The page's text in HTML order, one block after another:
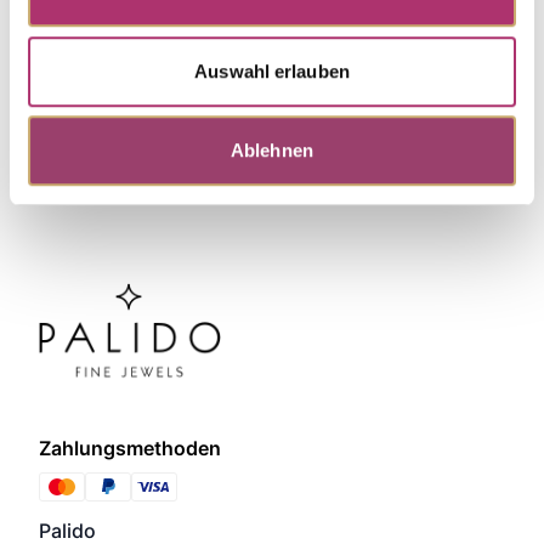
Auswahl erlauben
Ablehnen
Discover more pieces.
Zahlungsmethoden
Palido